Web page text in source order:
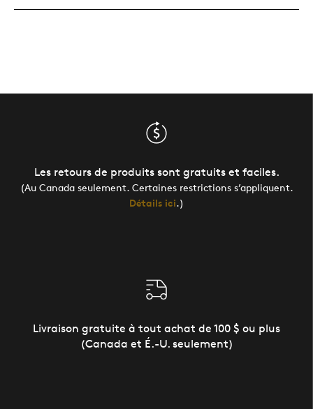
Les retours de produits sont gratuits et faciles.
(Au Canada seulement. Certaines restrictions s’appliquent.
Détails ici.)
Livraison gratuite à tout achat de 100 $ ou plus
(Canada et É.-U. seulement)